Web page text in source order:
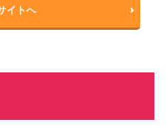
イトへ